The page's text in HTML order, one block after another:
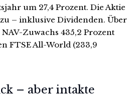
um 27,4 Prozent. Die Aktie
– inklusive Dividenden. Über
Zuwachs 435,2 Prozent
FTSE All-World (233,9
– aber intakte